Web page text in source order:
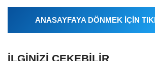
ANASAYFAYA DÖNMEK İÇİN
İLGINIZI ÇEKEBILIR